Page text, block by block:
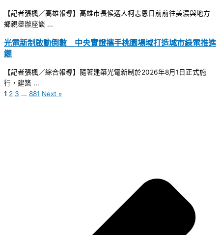
【記者張楓／高雄報導】高雄市長候選人柯志恩日前前往美濃與地方
鄉親舉辦座談 ...
光電新制啟動倒數 中央實證攜手桃園場域打造城市綠電推進
鏈
【記者張楓／綜合報導】隨著建築光電新制於2026年8月1日正式施
行，建築 ...
1 2 3 ... 881 Next »